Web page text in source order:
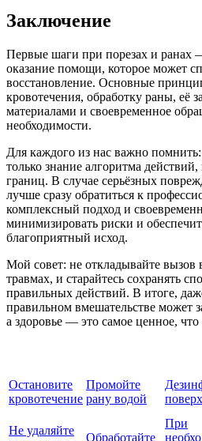
Заключение
Первые шаги при порезах и ранах
оказание помощи, которое может
восстановление. Основные
кровотечения, обработку раны, её
материалами и своевременное
необходимости.
Для каждого из нас важно
только знание алгоритма
границ. В случае серьёзных
лучше сразу обратиться к
комплексный подход и
минимизировать риски и
благоприятный исход.
Мой совет: не откладывайте вызов
травмах, и старайтесь сохранять
правильных действий. В итоге,
правильном вмешательстве может
а здоровье — это самое ценное, что
Остановите
кровотечение
Промойте
рану водой
Не удаляйте
Обработайте
При